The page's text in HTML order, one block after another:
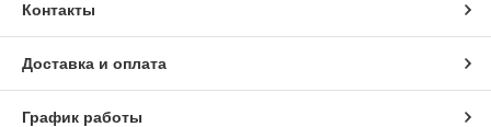
Контакты
Доставка и оплата
График работы